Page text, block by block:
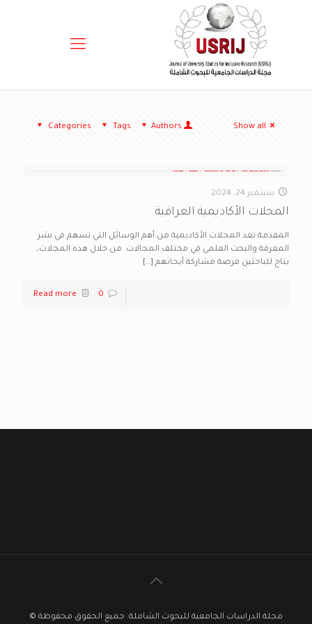
Categories Tags Authors Show all
سبتمبر 24, 2024
المجلات الأكاديمية العراقية
المقدمة تعد المجلات الأكاديمية من أهم الوسائل التي تسهم في نشر
المعرفة والبحث العلمي في مختلف المجالات. من خلال هذه المجلات،
يتاح للباحثين فرصة مشاركة أبحاثهم […]
0
Read more
مجلة الدراسات الجامعية للبحوث الشاملة. جميع الحقوق محفوظة ©